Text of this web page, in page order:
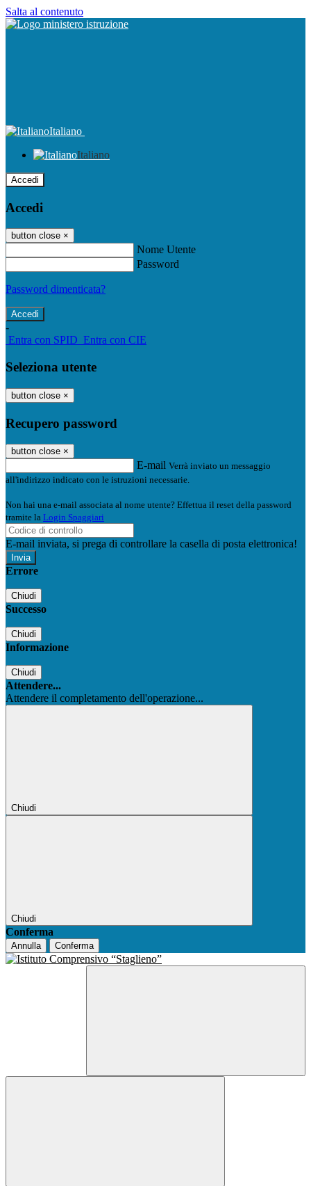
Salta al contenuto
Italiano
Italiano
Accedi
Accedi
button close ×
Nome Utente
Password
Password dimenticata?
-
Entra con SPID Entra con CIE
Seleziona utente
button close ×
Recupero password
button close ×
E-mail Verrà inviato un messaggio
all'indirizzo indicato con le istruzioni necessarie.
Non hai una e-mail associata al nome utente? Effettua il reset della password
tramite la Login Spaggiari
E-mail inviata, si prega di controllare la casella di posta elettronica!
Errore
Chiudi
Successo
Chiudi
Informazione
Chiudi
Attendere...
Attendere il completamento dell'operazione...
Chiudi
Chiudi
Conferma
Annulla Conferma